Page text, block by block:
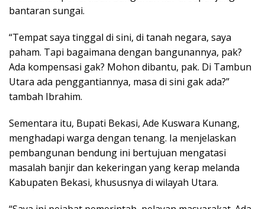
bantaran sungai.
“Tempat saya tinggal di sini, di tanah negara, saya
paham. Tapi bagaimana dengan bangunannya, pak?
Ada kompensasi gak? Mohon dibantu, pak. Di Tambun
Utara ada penggantiannya, masa di sini gak ada?”
tambah Ibrahim.
Sementara itu, Bupati Bekasi, Ade Kuswara Kunang,
menghadapi warga dengan tenang. Ia menjelaskan
pembangunan bendung ini bertujuan mengatasi
masalah banjir dan kekeringan yang kerap melanda
Kabupaten Bekasi, khususnya di wilayah Utara.